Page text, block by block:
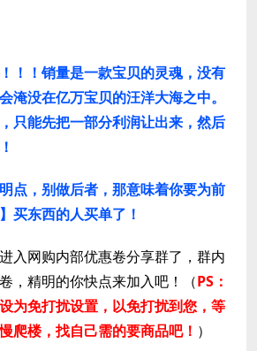
！！销量是一款宝贝的灵魂，没有
淹没在亿万宝贝的汪洋大海之中。
只能先把一部分利润让出来，然后
点，别做后者，那意味着你要为前
】买东西的人买单了！
入网购内部优惠卷分享群了，群内
，精明的你快点来加入吧！（PS：
为免打扰设置，以免打扰到您，等
爬楼，找自己需的要商品吧！ ）